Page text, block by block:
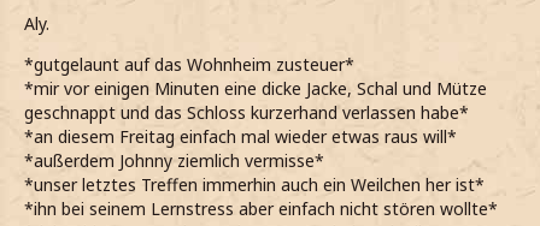
Aly.
*gutgelaunt auf das Wohnheim zusteuer*
*mir vor einigen Minuten eine dicke Jacke, Schal und Mütze
geschnappt und das Schloss kurzerhand verlassen habe*
*an diesem Freitag einfach mal wieder etwas raus will*
*außerdem Johnny ziemlich vermisse*
*unser letztes Treffen immerhin auch ein Weilchen her ist*
*ihn bei seinem Lernstress aber einfach nicht stören wollte*